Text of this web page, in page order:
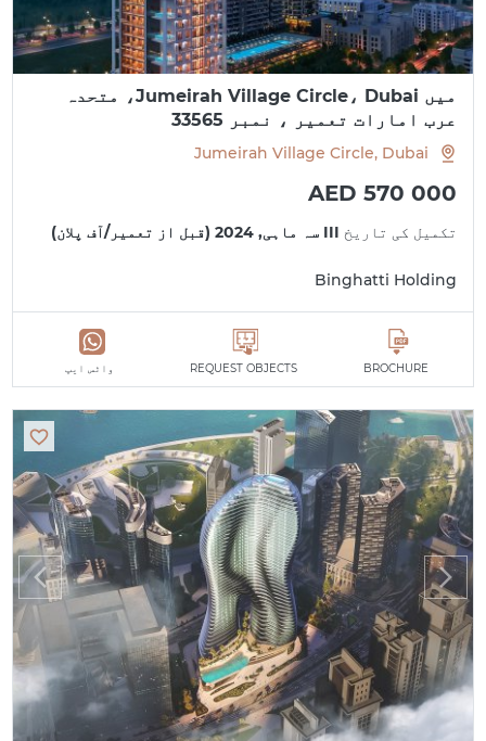
میں Jumeirah Village Circle، Dubai، متحدہ
عرب امارات تعمیر ، نمبر 33565
Jumeirah Village Circle, Dubai
AED 570 000
تکمیل کی تاریخ III سہ ماہی, 2024 (قبل از تعمیر/آف پلان)
Binghatti Holding
BROCHURE
REQUEST OBJECTS واٹس ایپ